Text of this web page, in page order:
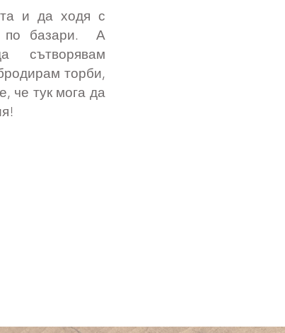
и да ходя с
по базари. А
сътворявам
торби,
че тук мога да